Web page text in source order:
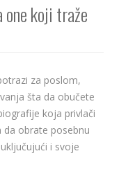
koji traže
za poslom,
šta da obučete
koja privlači
da obrate posebnu
i svoje